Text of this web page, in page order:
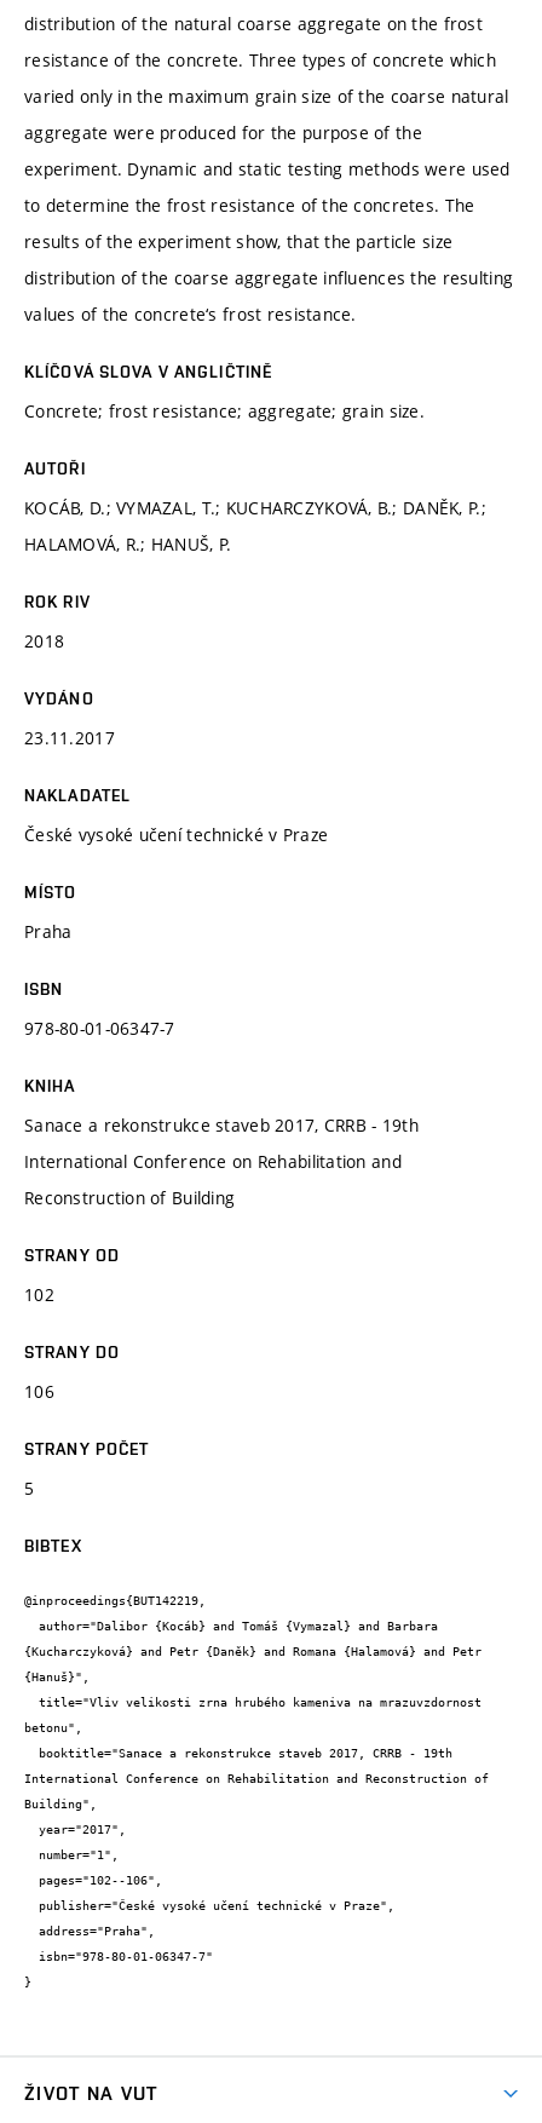
distribution of the natural coarse aggregate on the frost
resistance of the concrete. Three types of concrete which
varied only in the maximum grain size of the coarse natural
aggregate were produced for the purpose of the
experiment. Dynamic and static testing methods were used
to determine the frost resistance of the concretes. The
results of the experiment show, that the particle size
distribution of the coarse aggregate influences the resulting
values of the concrete‘s frost resistance.
KLÍČOVÁ SLOVA V ANGLIČTINĚ
Concrete; frost resistance; aggregate; grain size.
AUTOŘI
KOCÁB, D.; VYMAZAL, T.; KUCHARCZYKOVÁ, B.; DANĚK, P.;
HALAMOVÁ, R.; HANUŠ, P.
ROK RIV
2018
VYDÁNO
23.11.2017
NAKLADATEL
České vysoké učení technické v Praze
MÍSTO
Praha
ISBN
978-80-01-06347-7
KNIHA
Sanace a rekonstrukce staveb 2017, CRRB - 19th
International Conference on Rehabilitation and
Reconstruction of Building
STRANY OD
102
STRANY DO
106
STRANY POČET
5
BIBTEX
@inproceedings{BUT142219,
{Kucharczyková} and Petr {Daněk} and Romana {Halamová} and Petr
{Hanuš}",
betonu",
International Conference on Rehabilitation and Reconstruction of
Building",
}
ŽIVOT NA VUT